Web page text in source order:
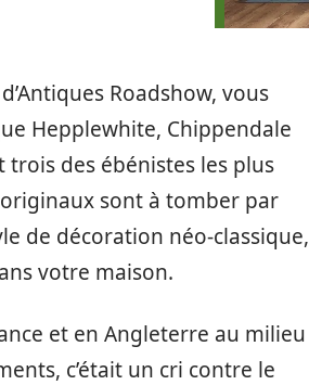
Roadshow, vous
Hepplewhite, Chippendale
trois des ébénistes les plus
sont à tomber par
de décoration néo-classique,
votre maison.
et en Angleterre au milieu
c’était un cri contre le